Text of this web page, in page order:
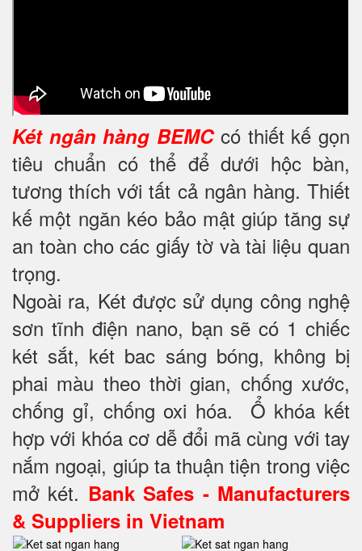
Két ngân hàng BEMCcó thiết kế gọn
tiêu chuẩn có thể để dưới hộc bàn,
tương thích với tất cả ngân hàng. Thiết
kế một ngăn kéo bảo mật giúp tăng sự
an toàn cho các giấy tờ và tài liệu quan
trọng.
Ngoài ra, Két được sử dụng công nghệ
sơn tĩnh điện nano, bạn sẽ có 1 chiếc
két sắt, két bac sáng bóng, không bị
phai màu theo thời gian, chống xước,
chống gỉ, chống oxi hóa. Ổ khóa kết
hợp với khóa cơ dễ đổi mã cùng với tay
nắm ngoại, giúp ta thuận tiện trong việc
mở két. Bank Safes - Manufacturers
& Suppliers in Vietnam